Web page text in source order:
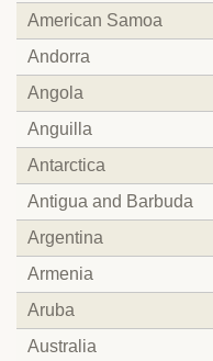
American Samoa
Andorra
Angola
Anguilla
Antarctica
Antigua and Barbuda
Argentina
Armenia
Aruba
Australia